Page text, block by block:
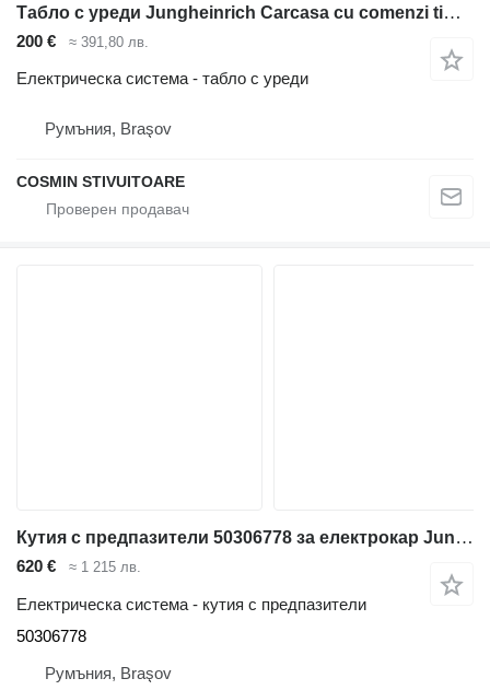
Табло с уреди Jungheinrich Carcasa cu comenzi timona transpaleta за електрокар
200 € ≈ 391,80 лв.
Електрическа система - табло с уреди
Румъния, Braşov
COSMIN STIVUITOARE
Кутия с предпазители 50306778 за електрокар Jungheinrich
620 € ≈ 1 215 лв.
Електрическа система - кутия с предпазители
50306778
Румъния, Braşov